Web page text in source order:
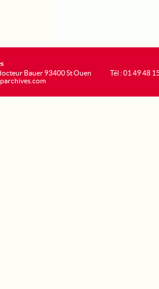
Bauer 93400 St Ouen
Tél : 01 49 48